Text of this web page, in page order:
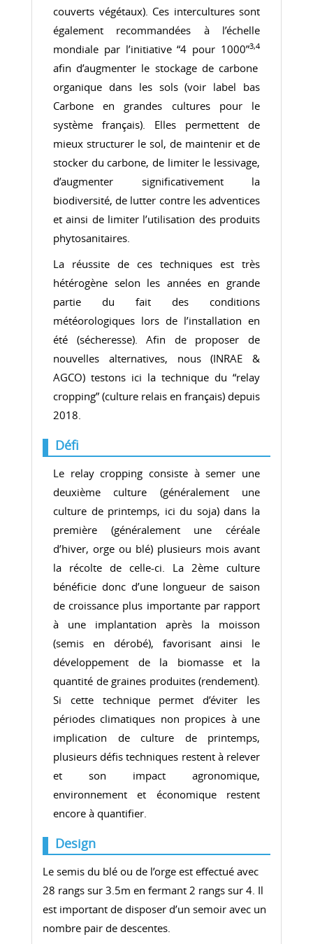
couverts végétaux). Ces intercultures sont
également recommandées à l’échelle
mondiale par l’initiative “4 pour 1000”3,4
afin d’augmenter le stockage de carbone
organique dans les sols (voir label bas
Carbone en grandes cultures pour le
système français). Elles permettent de
mieux structurer le sol, de maintenir et de
stocker du carbone, de limiter le lessivage,
d’augmenter significativement la
biodiversité, de lutter contre les adventices
et ainsi de limiter l’utilisation des produits
phytosanitaires.
La réussite de ces techniques est très
hétérogène selon les années en grande
partie du fait des conditions
météorologiques lors de l’installation en
été (sécheresse). Afin de proposer de
nouvelles alternatives, nous (INRAE &
AGCO) testons ici la technique du “relay
cropping” (culture relais en français) depuis
2018.
Défi
Le relay cropping consiste à semer une
deuxième culture (généralement une
culture de printemps, ici du soja) dans la
première (généralement une céréale
d’hiver, orge ou blé) plusieurs mois avant
la récolte de celle-ci. La 2ème culture
bénéficie donc d’une longueur de saison
de croissance plus importante par rapport
à une implantation après la moisson
(semis en dérobé), favorisant ainsi le
développement de la biomasse et la
quantité de graines produites (rendement).
Si cette technique permet d’éviter les
périodes climatiques non propices à une
implication de culture de printemps,
plusieurs défis techniques restent à relever
et son impact agronomique,
environnement et économique restent
encore à quantifier.
Design
Le semis du blé ou de l’orge est effectué avec
28 rangs sur 3.5m en fermant 2 rangs sur 4. Il
est important de disposer d’un semoir avec un
nombre pair de descentes.